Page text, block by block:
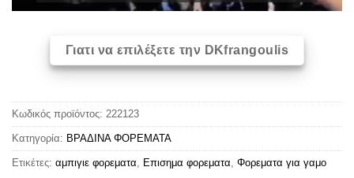
Γιατι να επιλέξετε την DKfrangoulis
Κωδικός προϊόντος: 222123
Κατηγορία: ΒΡΑΔΙΝΑ ΦΟΡΕΜΑΤΑ
Ετικέτες: αμπιγιε φορεματα Επισημα φορεματα Φορεματα για γαμο